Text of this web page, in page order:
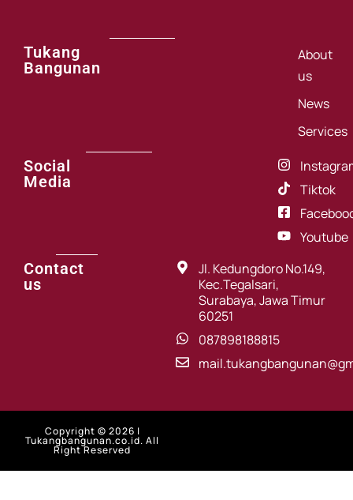
Tukang
Bangunan
About
us
News
Services
Social
Media
Tiktok
Youtube
Contact
us
Jl. Kedungdoro No.149,
Kec.Tegalsari,
Surabaya, Jawa Timur
60251
087898188815
Copyright © 2026 |
Tukangbangunan.co.id. All
Right Reserved